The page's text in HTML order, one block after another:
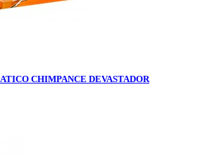
CHIMPANCE DEVASTADOR